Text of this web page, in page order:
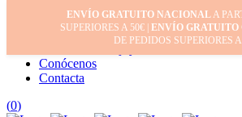
Inicio
Mi cuenta
Conócenos
Contacta
(0)
ENVÍO GRATUITO NACIONALA
SUPERIORES A 50€ | ENVÍO GRATUITO
DE PEDIDOS SUPERIORES